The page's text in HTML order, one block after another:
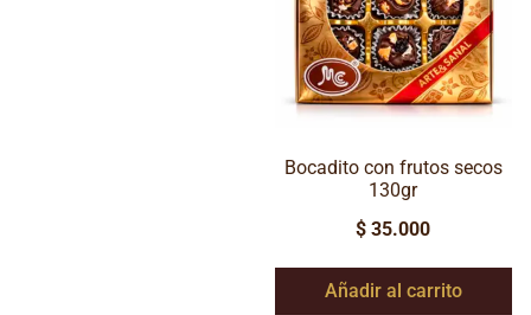
Bocadito con frutos secos
130gr
$ 35.000
Añadir al carrito